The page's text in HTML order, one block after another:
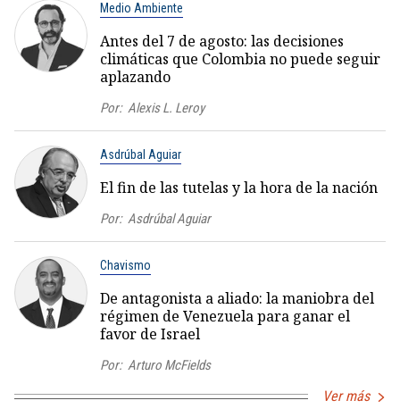
Medio Ambiente
Antes del 7 de agosto: las decisiones
climáticas que Colombia no puede seguir
aplazando
Por: Alexis L. Leroy
Asdrúbal Aguiar
El fin de las tutelas y la hora de la nación
Por: Asdrúbal Aguiar
Chavismo
De antagonista a aliado: la maniobra del
régimen de Venezuela para ganar el
favor de Israel
Por: Arturo McFields
Ver más